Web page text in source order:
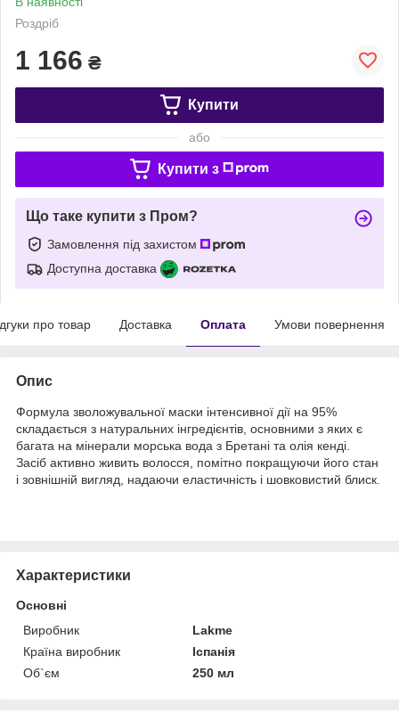
Роздріб
1 166 ₴
Купити
або
Купити з
Що таке купити з Пром?
Замовлення під захистом
Доступна доставка
про товар Доставка Оплата Умови повернення
Опис
Формула зволожувальної маски інтенсивної дії на 95%
складається з натуральних інгредієнтів, основними з яких є
багата на мінерали морська вода з Бретані та олія кенді.
Засіб активно живить волосся, помітно покращуючи його стан
і зовнішній вигляд, надаючи еластичність і шовковистий блиск.
Характеристики
Основні
Виробник
Lakme
Країна виробник
Іспанія
Об`єм
250 мл